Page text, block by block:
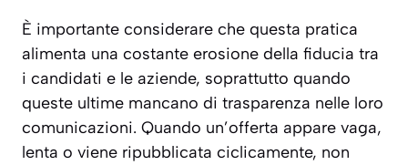
È importante considerare che questa pratica
alimenta una costante erosione della fiducia tra
i candidati e le aziende, soprattutto quando
queste ultime mancano di trasparenza nelle loro
comunicazioni. Quando un’offerta appare vaga,
lenta o viene ripubblicata ciclicamente, non